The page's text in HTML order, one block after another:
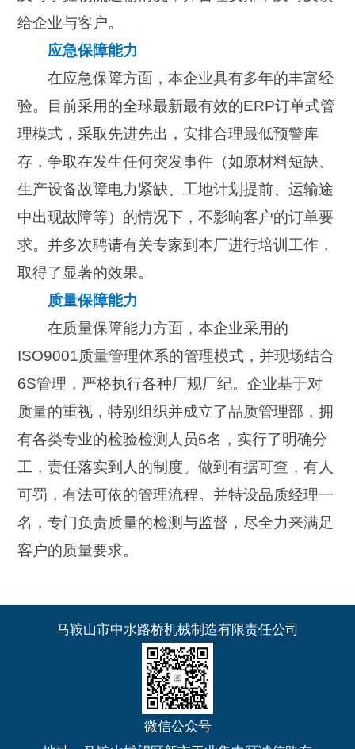
给企业与客户。
应急保障能力
在应急保障方面，本企业具有多年的丰富经
验。目前采用的全球最新最有效的ERP订单式管
理模式，采取先进先出，安排合理最低预警库
存，争取在发生任何突发事件（如原材料短缺、
生产设备故障电力紧缺、工地计划提前、运输途
中出现故障等）的情况下，不影响客户的订单要
求。并多次聘请有关专家到本厂进行培训工作，
取得了显著的效果。
质量保障能力
在质量保障能力方面，本企业采用的
ISO9001质量管理体系的管理模式，并现场结合
6S管理，严格执行各种厂规厂纪。企业基于对
质量的重视，特别组织并成立了品质管理部，拥
有各类专业的检验检测人员6名，实行了明确分
工，责任落实到人的制度。做到有据可查，有人
可罚，有法可依的管理流程。并特设品质经理一
名，专门负责质量的检测与监督，尽全力来满足
客户的质量要求。
马鞍山市中水路桥机械制造有限责任公司
微信公众号